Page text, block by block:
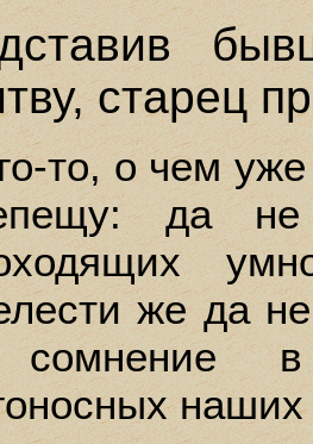
старец
то, о чем
да не
же да
в
наших